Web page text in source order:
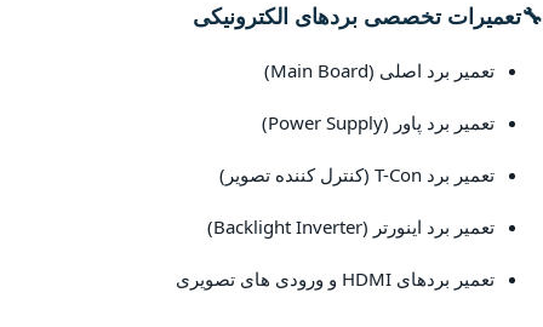
🔧تعمیرات تخصصی بردهای الکترونیکی
تعمیر برد اصلی (Main Board)
تعمیر برد پاور (Power Supply)
تعمیر برد T-Con (کنترل کننده تصویر)
تعمیر برد اینورتر (Backlight Inverter)
تعمیر بردهای HDMI و ورودی های تصویری